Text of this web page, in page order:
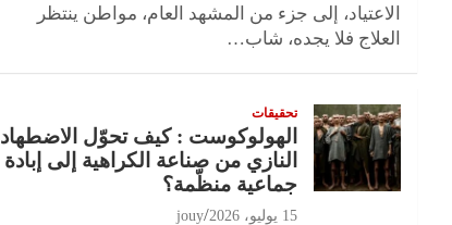
الاعتياد، إلى جزء من المشهد العام، مواطن ينتظر
العلاج فلا يجده، شاب…
تحقيقات
الهولوكوست : كيف تحوّل الاضطهاد
النازي من صناعة الكراهية إلى إبادة
جماعية منظّمة؟
15 يوليو، 2026 jouy